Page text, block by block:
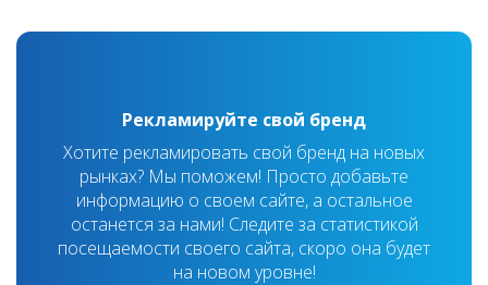
Рекламируйте свой бренд
Хотите рекламировать свой бренд на новых
рынках? Мы поможем! Просто добавьте
информацию о своем сайте, а остальное
останется за нами! Следите за статистикой
посещаемости своего сайта, скоро она будет
на новом уровне!